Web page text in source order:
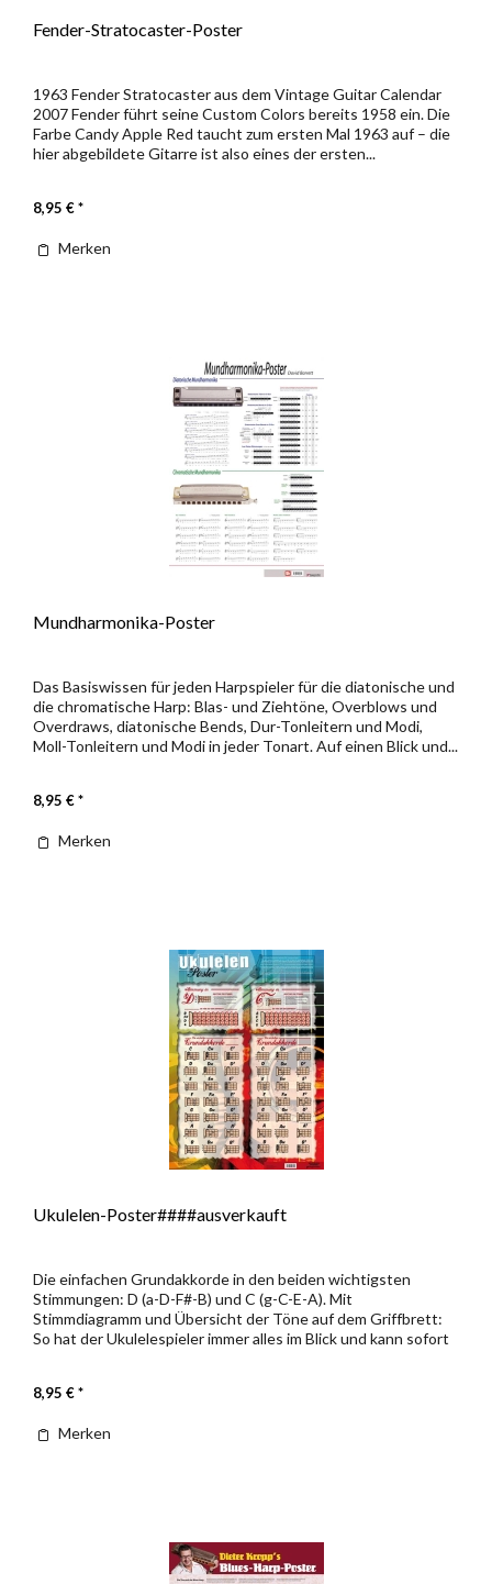
Fender-Stratocaster-Poster
1963 Fender Stratocaster aus dem Vintage Guitar Calendar
2007 Fender führt seine Custom Colors bereits 1958 ein. Die
Farbe Candy Apple Red taucht zum ersten Mal 1963 auf – die
hier abgebildete Gitarre ist also eines der ersten...
8,95 € *
Merken
Mundharmonika-Poster
Das Basiswissen für jeden Harpspieler für die diatonische und
die chromatische Harp: Blas- und Ziehtöne, Overblows und
Overdraws, diatonische Bends, Dur-Tonleitern und Modi,
Moll-Tonleitern und Modi in jeder Tonart. Auf einen Blick und...
8,95 € *
Merken
Ukulelen-Poster####ausverkauft
Die einfachen Grundakkorde in den beiden wichtigsten
Stimmungen: D (a-D-F#-B) und C (g-C-E-A). Mit
Stimmdiagramm und Übersicht der Töne auf dem Griffbrett:
So hat der Ukulelespieler immer alles im Blick und kann sofort
8,95 € *
Merken